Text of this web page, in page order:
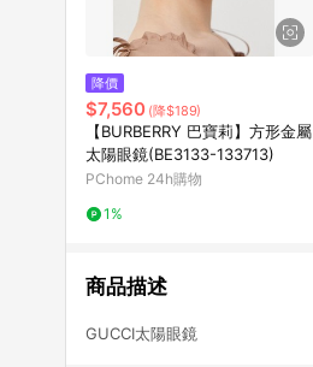
降價
$7,560 (降$189)
【BURBERRY 巴寶莉】方形金屬
太陽眼鏡(BE3133-133713)
PChome 24h購物
1%
商品描述
GUCCI太陽眼鏡